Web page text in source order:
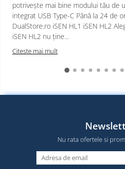
potrivește mai bine modului tău de
integrat USB Type-C Până la 24 de
DualStore.ro iSEN HL1 iSEN HL2
iSEN HL2 nu ține...
Citeste mai mult
Nu rata ofertele si